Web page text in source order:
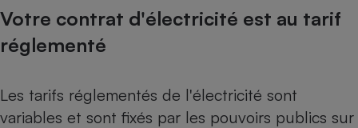
Votre contrat d'électricité est au tarif
réglementé
Les tarifs réglementés de l'électricité sont
variables et sont fixés par les pouvoirs publics sur